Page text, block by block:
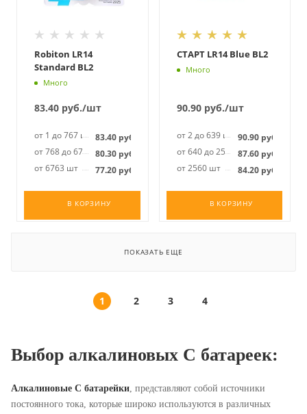
Robiton LR14
Standard BL2
Много
83.40 руб./шт
от 1 до 767 шт 83.40 руб.
от 768 до 6762 шт80.30 руб.
от 6763 шт
77.20 руб.
В КОРЗИНУ
СТАРТ LR14 Blue BL2
Много
90.90руб./шт
от 2 до 639 шт 90.90руб.
от 640 до 2559 шт87.60руб.
от 2560 шт
84.20руб.
В КОРЗИНУ
ПОКАЗАТЬ ЕЩЕ
1 2 3 4
Выбор алкалиновых C батареек:
Алкалиновые C батарейки, представляют собой источники
постоянного тока, которые широко используются в различных